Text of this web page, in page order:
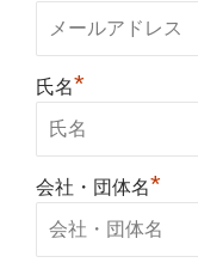
氏名*
会社・団体名*